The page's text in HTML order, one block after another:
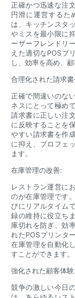
正確かつ迅速な注
円滑に運営するた
は、キッチンスタ
やミスを最小限に
ーザーフレンドリ
えた適切なPOSプ
し、効率を高め、
合理化された請求
正確で間違いのな
ネスにとって極め
請求書に正しい注
に反映することを
やすい請求書を作
に抑え、プロフェ
ます。
在庫管理の改善:
レストラン運営に
のが在庫管理です
びにリアルタイム
録の維持に役立ち
庫切れを防ぎ、効
れたPOSプリンタ
在庫管理を自動化
すことができます。
強化された顧客体験:
競争の激しい今日